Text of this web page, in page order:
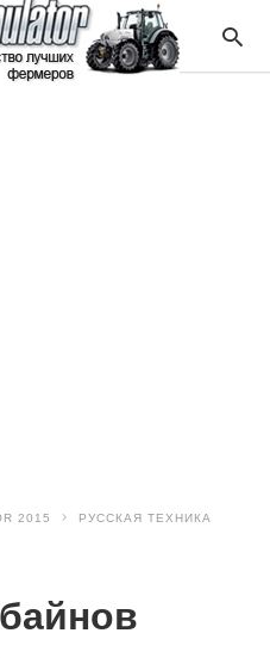
2015 РУССКАЯ ТЕХНИКА